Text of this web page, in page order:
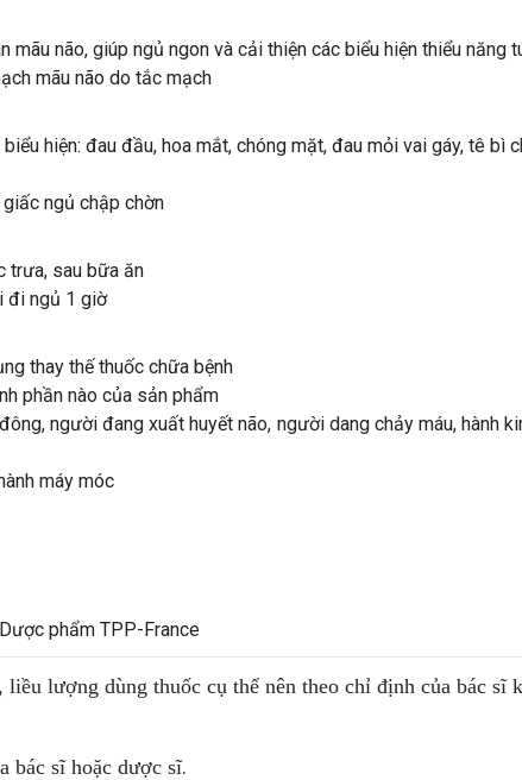
não, giúp ngủ ngon và cải thiện các biểu hiện thiểu năng
mãu não do tắc mạch
hiện: đau đầu, hoa mắt, chóng mặt, đau mỏi vai gáy, tê bì
ngủ chập chờn
trưa, sau bữa ăn
đi ngủ 1 giờ
thay thế thuốc chữa bệnh
phần nào của sản phẩm
người đang xuất huyết não, người dang chảy máu, hành
máy móc
phẩm TPP-France
lượng dùng thuốc cụ thể nên theo chỉ định của bác sĩ
bác sĩ hoặc dược sĩ.